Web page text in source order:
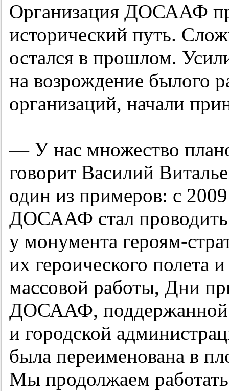
Организация ДОСААФ
исторический путь.
остался в прошлом.
на возрождение былого
организаций, начали
— У нас множество
говорит Василий
один из примеров: с 2009
ДОСААФ стал
у монумента героям-
их героического полета
массовой работы, Дни
ДОСААФ, поддержанной
и городской
была переименована в
Мы продолжаем